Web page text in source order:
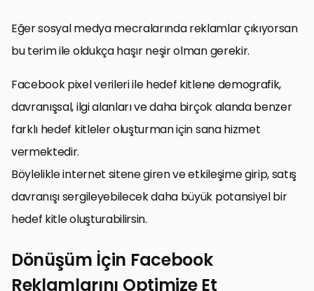
Eğer sosyal medya mecralarında reklamlar çıkıyorsan
bu terim ile oldukça haşır neşir olman gerekir.
Facebook pixel verileri ile hedef kitlene demografik,
davranışsal, ilgi alanları ve daha birçok alanda benzer
farklı hedef kitleler oluşturman için sana hizmet
vermektedir.
Böylelikle internet sitene giren ve etkileşime girip, satış
davranışı sergileyebilecek daha büyük potansiyel bir
hedef kitle oluşturabilirsin.
Dönüşüm İçin Facebook
Reklamlarını Optimize Et